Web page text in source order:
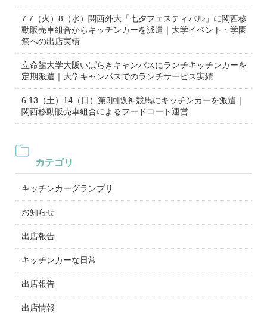
7.7（火）8（水）関西外大「七夕フェスティバル」に関西移
動販売車組合からキッチンカーを派遣｜大学イベント・学園
祭への出店実績
立命館大学大阪いばらきキャンパスにランチキッチンカーを
定期派遣｜大学キャンパスでのランチサービス実績
6.13（土）14（日）第3回阪神競馬にキッチンカーを派遣｜
関西移動販売車組合によるフードコート運営
カテゴリ
キッチンカーグランプリ
お知らせ
出店報告
キッチンカーな日常
出店報告
出店情報